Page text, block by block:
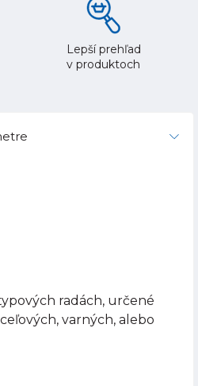
Lepší prehľad
v produktoch
radách, určené
varných, alebo